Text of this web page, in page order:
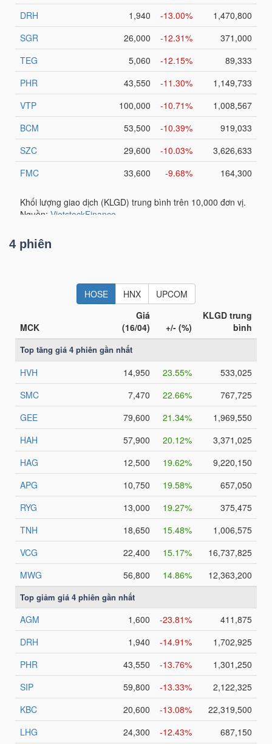
4 phiên
CÔNG
CỤ
ĐẦU
TRUY
XUẤT
LIỆU
Ngành
NĂNG
LƯỢNG
NGUYÊN
VẬT
NGHIỆP
DÙNG
KHÔNG
THIẾT